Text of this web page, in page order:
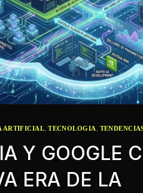
ARTIFICIAL ,TECNOLOGIA
Y GOOGLE
ERA DE LA